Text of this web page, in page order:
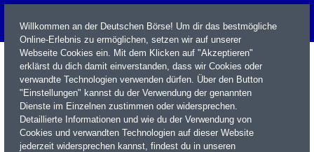
Name / WKN / ISIN / Kürzel
Willkommen an der Deutschen Börse! Um dir das bestmögliche
Online-Erlebnis zu ermöglichen, setzen wir auf unserer
Webseite Cookies ein. Mit dem Klicken auf "Akzeptieren"
erklärst du dich damit einverstanden, dass wir Cookies oder
verwandte Technologien verwenden dürfen. Über den Button
"Einstellungen" kannst du der Verwendung der genannten
Dienste im Einzelnen zustimmen oder widersprechen.
Detaillierte Informationen und wie du der Verwendung von
Cookies und verwandten Technologien auf dieser Website
jederzeit widersprechen kannst, findest du in unseren